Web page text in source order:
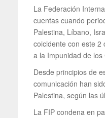
La Federación
cuentas cuando
Palestina, Líbano,
coicidente con este 2
a la Impunidad de
Desde principios de
comunicación han
Palestina, según las
La FIP condena en